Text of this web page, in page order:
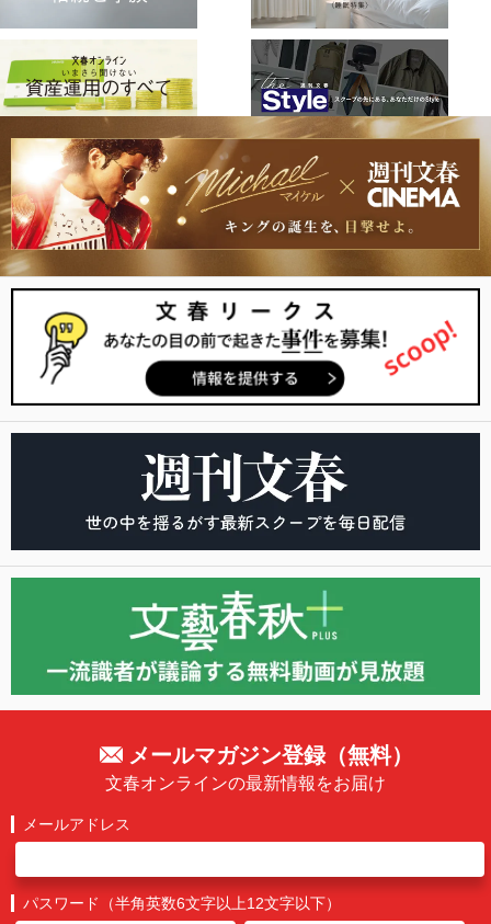
メールマガジン登録（無料）
文春オンラインの最新情報をお届け
メールアドレス
パスワード（半角英数6文字以上12文字以下）